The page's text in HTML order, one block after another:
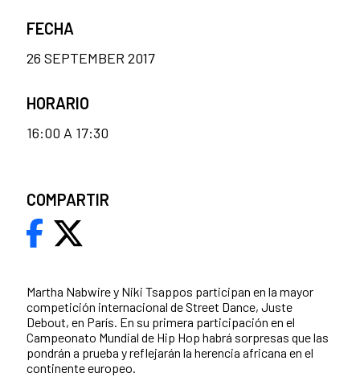
Martha Nabwire y Niki Tsappos participan en la mayor
competición internacional de Street Dance, Juste
Debout, en París. En su primera participación en el
Campeonato Mundial de Hip Hop habrá sorpresas que las
pondrán a prueba y reflejarán la herencia africana en el
continente europeo.
FECHA
26 SEPTEMBER 2017
HORARIO
16:00 A 17:30
COMPARTIR